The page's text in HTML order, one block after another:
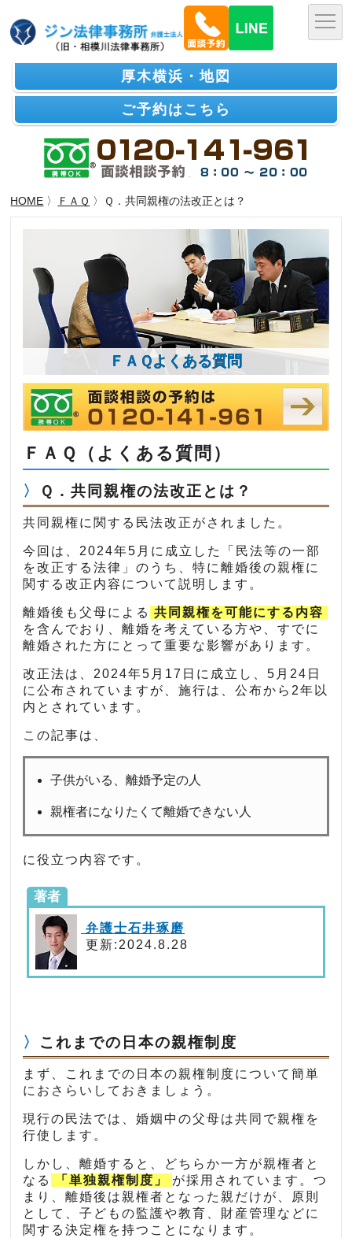
厚木横浜・地図
ご予約はこちら
HOME 〉 ＦＡＱ 〉Ｑ．共同親権の法改正とは？
ＦＡＱよくある質問
ＦＡＱ（よくある質問）
Ｑ．共同親権の法改正とは？
共同親権に関する民法改正がされました。
今回は、2024年5月に成立した「民法等の一部
を改正する法律」のうち、特に離婚後の親権に
関する改正内容について説明します。
離婚後も父母による 共同親権を可能にする内容
を含んでおり、離婚を考えている方や、すでに
離婚された方にとって重要な影響があります。
改正法は、2024年5月17日に成立し、5月24日
に公布されていますが、施行は、公布から2年以
内とされています。
この記事は、
子供がいる、離婚予定の人
親権者になりたくて離婚できない人
に役立つ内容です。
著者
弁護士石井琢磨
更新:2024.8.28
これまでの日本の親権制度
まず、これまでの日本の親権制度について簡単
におさらいしておきましょう。
現行の民法では、婚姻中の父母は共同で親権を
行使します。
しかし、離婚すると、どちらか一方が親権者と
なる
「単独親権制度」
が採用されています。つ
まり、離婚後は親権者となった親だけが、原則
として、子どもの監護や教育、財産管理などに
関する決定権を持つことになります。